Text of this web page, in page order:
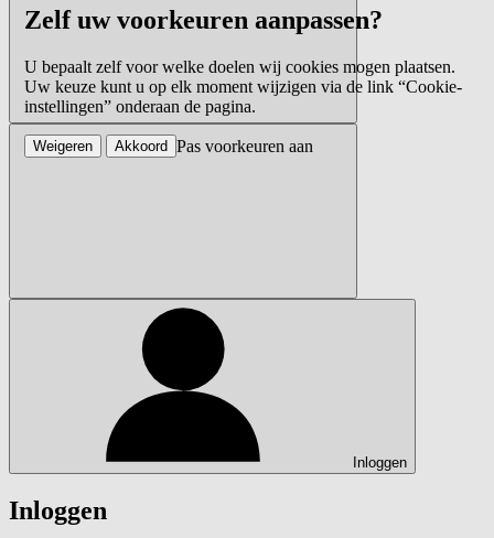
Inloggen
Inloggen
Zelf uw voorkeuren aanpassen?
U bepaalt zelf voor welke doelen wij cookies mogen plaatsen.
Uw keuze kunt u op elk moment wijzigen via de link “Cookie-
instellingen” onderaan de pagina.
Pas voorkeuren aan
Weigeren Akkoord